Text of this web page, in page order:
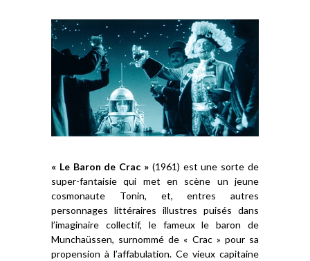
« Le Baron de Crac » (1961) est une sorte de
super-fantaisie qui met en scène un jeune
cosmonaute Tonin, et, entres autres
personnages littéraires illustres puisés dans
l’imaginaire collectif, le fameux le baron de
Munchaüssen, surnommé de « Crac » pour sa
propension à l’affabulation. Ce vieux capitaine